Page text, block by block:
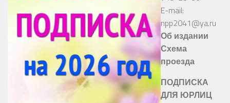
E-mail:
npp2041@ya.ru
Об издании
Схема
проезда
ПОДПИСКА
ДЛЯ ЮРЛИЦ